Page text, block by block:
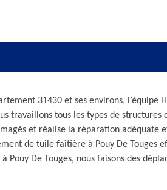
31430 et ses environs, l’équipe
travaillons tous les types de structures
et réalise la réparation adéquate
de tuile faîtière à Pouy De Touges
Pouy De Touges, nous faisons des